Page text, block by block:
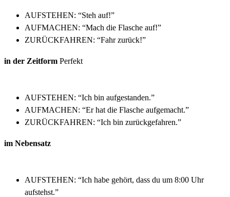
AUFSTEHEN: “Steh auf!”
AUFMACHEN: “Mach die Flasche auf!”
ZURÜCKFAHREN: “Fahr zurück!”
in der Zeitform Perfekt
AUFSTEHEN: “Ich bin aufgestanden.”
AUFMACHEN: “Er hat die Flasche aufgemacht.”
ZURÜCKFAHREN: “Ich bin zurückgefahren.”
im Nebensatz
AUFSTEHEN: “Ich habe gehört, dass du um 8:00 Uhr
aufstehst.”